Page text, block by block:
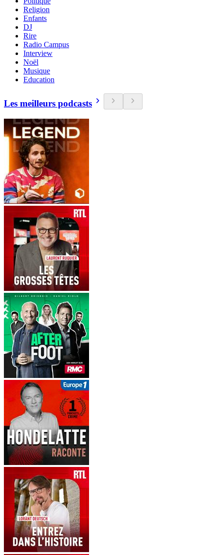
Religion
Enfants
DJ
Rire
Radio Campus
Interview
Noël
Musique
Education
Les meilleurs podcasts